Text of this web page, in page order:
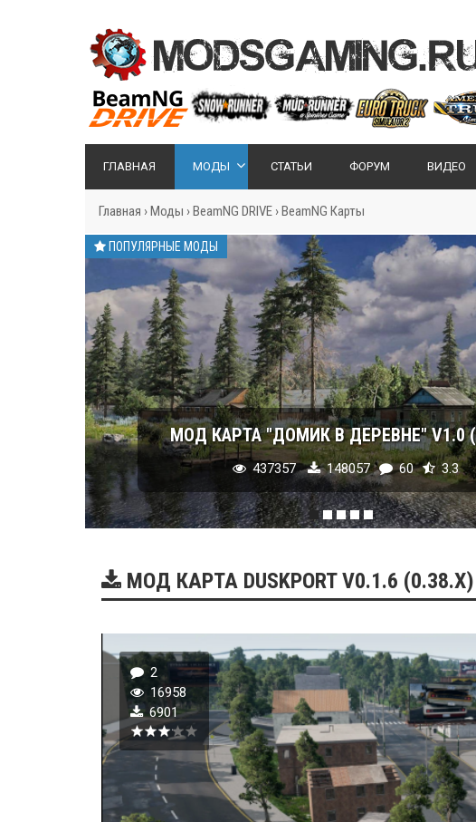
ГЛАВНАЯ МОДЫ СТАТЬИ ФОРУМ ВИДЕО
Главная ›Моды ›BeamNG DRIVE ›BeamNG Карты
ПОПУЛЯРНЫЕ МОДЫ
МОД КАРТА "ДОМИК В ДЕРЕВНЕ" V1.0
437357 148057 60 3.3
МОД КАРТА DUSKPORT V0.1.6
2
16958
6901